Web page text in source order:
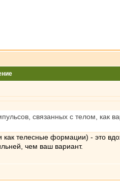
связанных с телом, как
телесные формации) - это
чем ваш вариант.